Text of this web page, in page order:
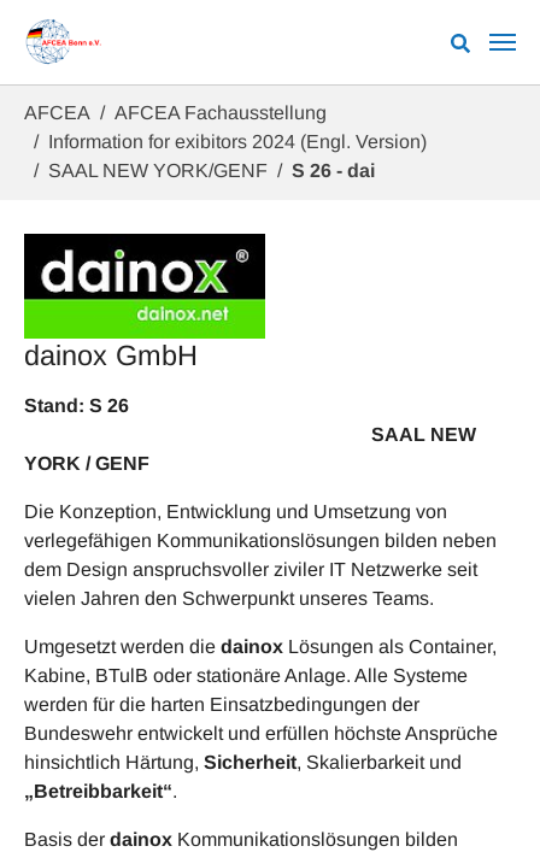
AFCEA
AFCEA Fachausstellung
Information for exibitors 2024 (Engl. Version)
SAAL NEW YORK/GENF
S 26 - dai
dainox GmbH
Stand: S 26
SAAL NEW
YORK / GENF
Die Konzeption, Entwicklung und Umsetzung von
verlegefähigen Kommunikationslösungen bilden neben
dem Design anspruchsvoller ziviler IT Netzwerke seit
vielen Jahren den Schwerpunkt unseres Teams.
Umgesetzt werden die dainox Lösungen als Container,
Kabine, BTulB oder stationäre Anlage. Alle Systeme
werden für die harten Einsatzbedingungen der
Bundeswehr entwickelt und erfüllen höchste Ansprüche
hinsichtlich Härtung, Sicherheit, Skalierbarkeit und
„Betreibbarkeit“.
Basis der dainox Kommunikationslösungen bilden